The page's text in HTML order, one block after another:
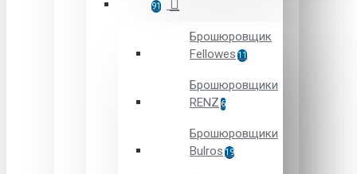
91
Брошюровщик
Fellowes 11
Брошюровщики
RENZ 6
Брошюровщики
Bulros 19